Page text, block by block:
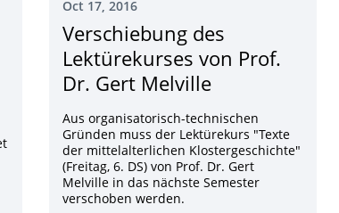
Oct 17, 2016
Verschiebung des
Lektürekurses von Prof.
Dr. Gert Melville
Aus organisatorisch-technischen
Gründen muss der Lektürekurs "Texte
der mittelalterlichen Klostergeschichte"
(Freitag, 6. DS) von Prof. Dr. Gert
Melville in das nächste Semester
verschoben werden.